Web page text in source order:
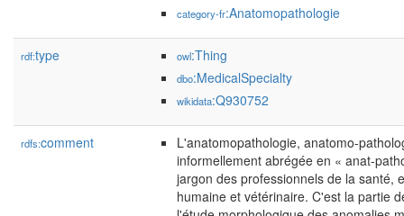
category-fr:Anatomopathologie
rdf:type owl:Thing
dbo:MedicalSpecialty
wikidata:Q930752
rdfs:comment
L'anatomopathologie, anatomo-
informellement abrégée en « anat-
jargon des professionnels de la santé,
humaine et vétérinaire. C'est la partie